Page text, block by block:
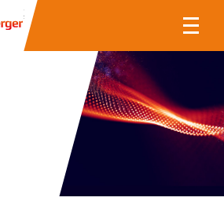
株式会社インティメート・マー